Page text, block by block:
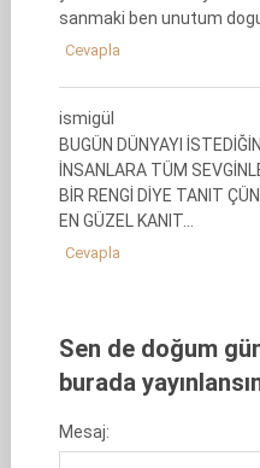
sanmaki ben unutum
Cevapla
ismigül
BUGÜN DÜNYAYI
İNSANLARA TÜM
BİR RENGİ DİYE TANIT
EN GÜZEL KANIT…
Cevapla
Sen de doğum
burada
Mesaj: